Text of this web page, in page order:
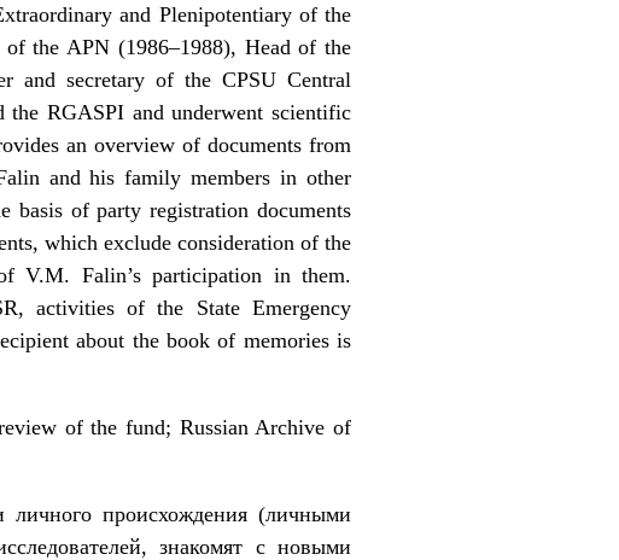
and Plenipotentiary of the
the APN (1986–1988), Head of the
and secretary of the CPSU Central
the RGASPI and underwent scientific
an overview of documents from
and his family members in other
of party registration documents
which exclude consideration of the
V.M. Falin’s participation in them.
activities of the State Emergency
about the book of memories is
of the fund; Russian Archive of
происхождения (личными
знакомят с новыми